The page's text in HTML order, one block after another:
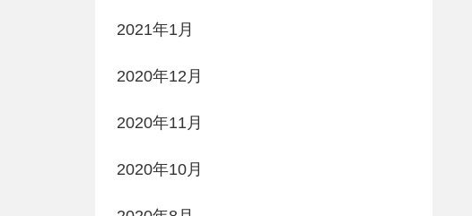
2021年1月
2020年12月
2020年11月
2020年10月